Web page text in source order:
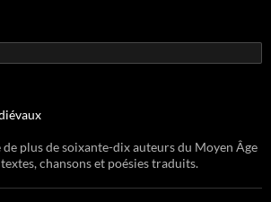
plus de soixante-dix auteurs du Moyen Âge
chansons et poésies traduits.